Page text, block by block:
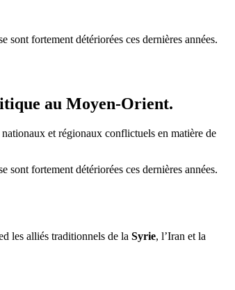
fortement détériorées ces dernières années.
au Moyen-Orient.
et régionaux conflictuels en matière de
fortement détériorées ces dernières années.
les alliés traditionnels de la Syrie, l’Iran et la